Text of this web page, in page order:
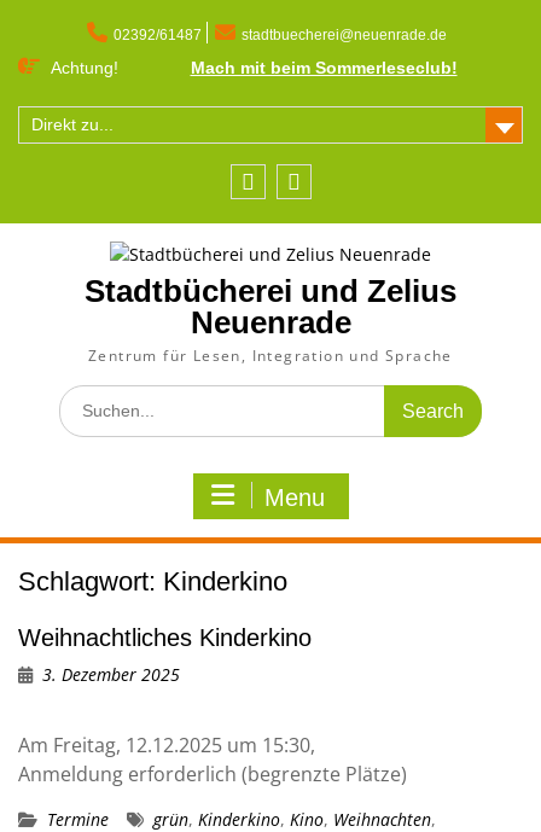
content
02392/61487 stadtbuecherei@neuenrade.de
Achtung! Mach mit beim Sommerleseclub!
Direkt zu...
Stadtbücherei und Zelius
Neuenrade
Zentrum für Lesen, Integration und Sprache
Search
for:
Menu
Schlagwort: Kinderkino
Weihnachtliches Kinderkino
3. Dezember 2025
Am Freitag, 12.12.2025 um 15:30,
Anmeldung erforderlich (begrenzte Plätze)
Termine grün, Kinderkino, Kino, Weihnachten,